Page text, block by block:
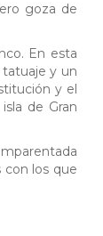
goza de
En esta
tatuaje y un
y el
de Gran
con los que